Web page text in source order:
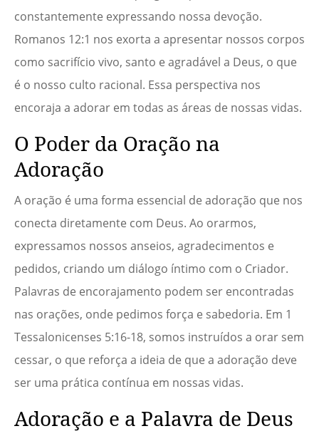
constantemente expressando nossa devoção.
Romanos 12:1 nos exorta a apresentar nossos corpos
como sacrifício vivo, santo e agradável a Deus, o que
é o nosso culto racional. Essa perspectiva nos
encoraja a adorar em todas as áreas de nossas vidas.
O Poder da Oração na
Adoração
A oração é uma forma essencial de adoração que nos
conecta diretamente com Deus. Ao orarmos,
expressamos nossos anseios, agradecimentos e
pedidos, criando um diálogo íntimo com o Criador.
Palavras de encorajamento podem ser encontradas
nas orações, onde pedimos força e sabedoria. Em 1
Tessalonicenses 5:16-18, somos instruídos a orar sem
cessar, o que reforça a ideia de que a adoração deve
ser uma prática contínua em nossas vidas.
Adoração e a Palavra de Deus